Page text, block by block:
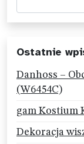
Ostatnie
Danhoss –
(W6454C)
gam Kostium
Dekoracja